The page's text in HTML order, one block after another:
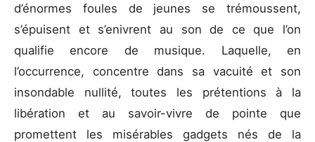
d’énormes foules de jeunes se trémoussent,
s’épuisent et s’enivrent au son de ce que l’on
qualifie encore de musique. Laquelle, en
l’occurrence, concentre dans sa vacuité et son
insondable nullité, toutes les prétentions à la
libération et au savoir-vivre de pointe que
promettent les misérables gadgets nés de la